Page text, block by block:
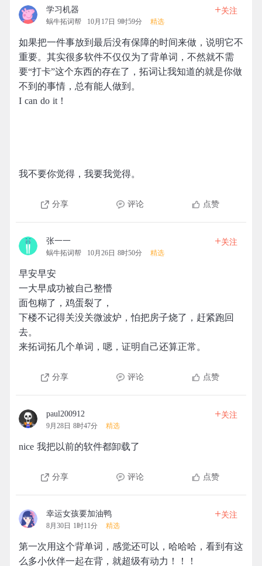
学习机器
蜗牛拓词帮 10月17日 9时59分 精选
+关注
如果把一件事放到最后没有保障的时间来做，说明它不
重要。其实很多软件不仅仅为了背单词，不然就不需
要“打卡”这个东西的存在了，拓词让我知道的就是你做
不到的事情，总有能人做到。
I can do it！
我不要你觉得，我要我觉得。
分享 评论 点赞
张一一
蜗牛拓词帮 10月26日 8时50分 精选
+关注
早安早安
一大早成功被自己整懵
面包糊了，鸡蛋裂了，
下楼不记得关没关微波炉，怕把房子烧了，赶紧跑回
去。
来拓词拓几个单词，嗯，证明自己还算正常。
分享 评论 点赞
paul200912
9月28日 8时47分 精选
+关注
nice 我把以前的软件都卸载了
分享 评论 点赞
幸运女孩要加油鸭
8月30日 1时11分 精选
+关注
第一次用这个背单词，感觉还可以，哈哈哈，看到有这
么多小伙伴一起在背，就超级有动力！！！